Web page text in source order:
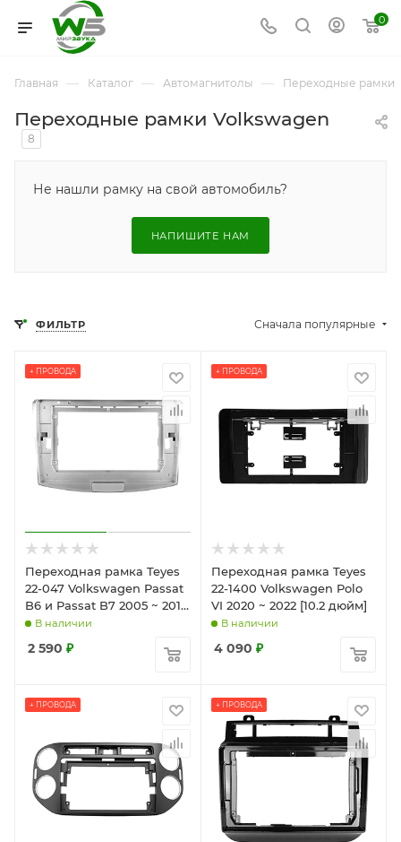
0
Главная — Каталог — Автомагнитолы — Переходные рамки
Переходные рамки Volkswagen
8
Не нашли рамку на свой автомобиль?
НАПИШИТЕ НАМ
ФИЛЬТР Сначала популярные
+ ПРОВОДА
Переходная рамка Teyes
22-047 Volkswagen Passat
B6 и Passat B7 2005 ~ 2015
[10.2 дюйм]
В наличии
2 590 ₽
+ ПРОВОДА
Переходная рамка Teyes
22-1400 Volkswagen Polo
VI 2020 ~ 2022 [10.2 дюйм]
В наличии
4 090 ₽
+ ПРОВОДА + ПРОВОДА